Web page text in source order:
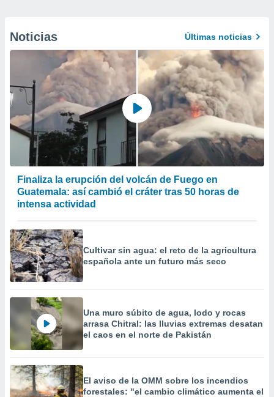
Noticias Últimas noticias
Finaliza la erupción del volcán de Fuego en
Guatemala: así cambió el cráter tras 50 horas de
intensa actividad
Cultivar sin agua: el reto de la agricultura
española ante un futuro más seco
Una muro súbito de agua, lodo y rocas
arrasa Chitral: las lluvias extremas desatan
el caos en el norte de Pakistán
El aviso de la OMM sobre los incendios
forestales: "el cambio climático aumenta el